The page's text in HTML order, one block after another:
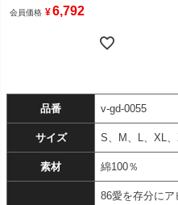
会員価格 ¥6,792
品番 v-gd-0055
サイズ S、M、L、XL、
素材 綿100％
86愛を存分にア